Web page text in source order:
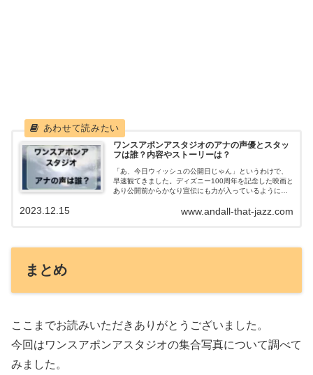
ワンスアポンアスタジオのアナの声優とスタッ
フは誰？内容やストーリーは？
「あ、今日ウィッシュの公開日じゃん」というわけで、
早速観てきました。ディズニー100周年を記念した映画と
あり公開前からかなり宣伝にも力が入っているように思
は、すがらです！事前情報なく映画館に...
www.andall-that-jazz.com
2023.12.15
まとめ
ここまでお読みいただきありがとうございました。
今回はワンスアポンアスタジオの集合写真について調べて
みました。